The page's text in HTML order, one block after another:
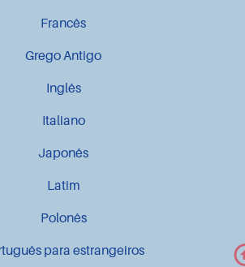
Francês
Grego Antigo
Inglês
Italiano
Japonês
Latim
Polonês
para estrangeiros